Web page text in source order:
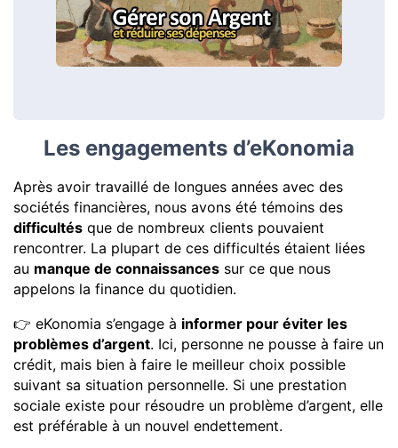
Les engagements d’eKonomia
Après avoir travaillé de longues années avec des
sociétés financières, nous avons été témoins des
difficultés que de nombreux clients pouvaient
rencontrer. La plupart de ces difficultés étaient liées
au manque de connaissances sur ce que nous
appelons la finance du quotidien.
👉 eKonomia s’engage à informer pour éviter les
problèmes d’argent. Ici, personne ne pousse à faire un
crédit, mais bien à faire le meilleur choix possible
suivant sa situation personnelle. Si une prestation
sociale existe pour résoudre un problème d’argent, elle
est préférable à un nouvel endettement.